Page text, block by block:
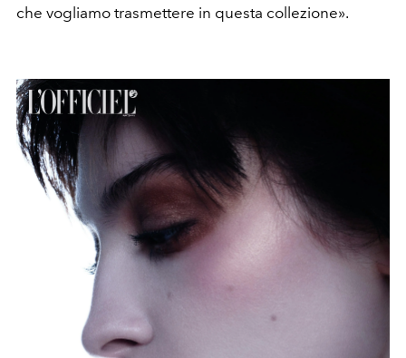
che vogliamo trasmettere in questa collezione».